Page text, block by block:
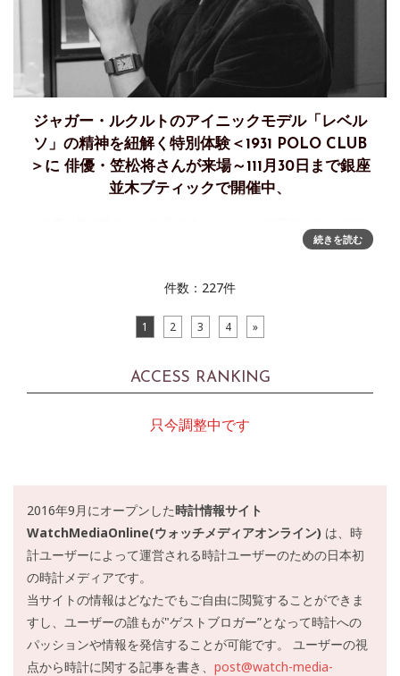
ジャガー・ルクルトのアイニックモデル「レベル
ソ」の精神を紐解く特別体験＜1931 POLO CLUB
＞に 俳優・笠松将さんが来場～111月30日まで銀座
並木ブティックで開催中、
POLO CLUB＞に来場～ レベルソの精神を紐解く特別体験は
ブティックにて開催されている。俳優の
続きを読む
件数：227件
1 2 3 4 »
ACCESS RANKING
只今調整中です
2016年9月にオープンした時計情報サイト
WatchMediaOnline(ウォッチメディアオンライン) は、時
計ユーザーによって運営される時計ユーザーのための日本初
の時計メディアです。
当サイトの情報はどなたでもご自由に閲覧することができま
すし、ユーザーの誰もが"ゲストブロガー”となって時計への
パッションや情報を発信することが可能です。 ユーザーの視
点から時計に関する記事を書き、 post@watch-media-